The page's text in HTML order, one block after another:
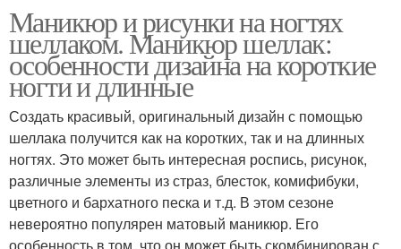
Маникюр и рисунки на ногтях
шеллаком. Маникюр шеллак:
особенности дизайна на короткие
ногти и длинные
Создать красивый, оригинальный дизайн с помощью
шеллака получится как на коротких, так и на длинных
ногтях. Это может быть интересная роспись, рисунок,
различные элементы из страз, блесток, комифибуки,
цветного и бархатного песка и т.д. В этом сезоне
невероятно популярен матовый маникюр. Его